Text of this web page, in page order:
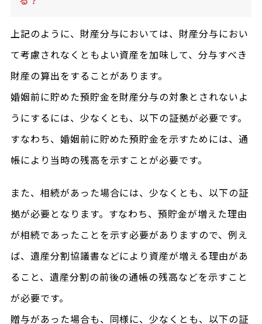
上記のように、財産分与においては、財産分与におい
て考慮されなくともよい資産を加味して、分与すべき
財産の算出をすることがあります。
婚姻前に貯めた預貯金を財産分与の対象とされないよ
うにするには、少なくとも、以下の証拠が必要です。
すなわち、婚姻前に貯めた預貯金を示すためには、通
帳により当時の残高を示すことが必要です。
また、相続があった場合には、少なくとも、以下の証
拠が必要となります。すなわち、預貯金が増えた理由
が相続であったことを示す必要がありますので、例え
ば、遺産分割協議書などにより資産が増える理由があ
ること、遺産分割の前後の通帳の残高などを示すこと
が必要です。
贈与があった場合も、同様に、少なくとも、以下の証